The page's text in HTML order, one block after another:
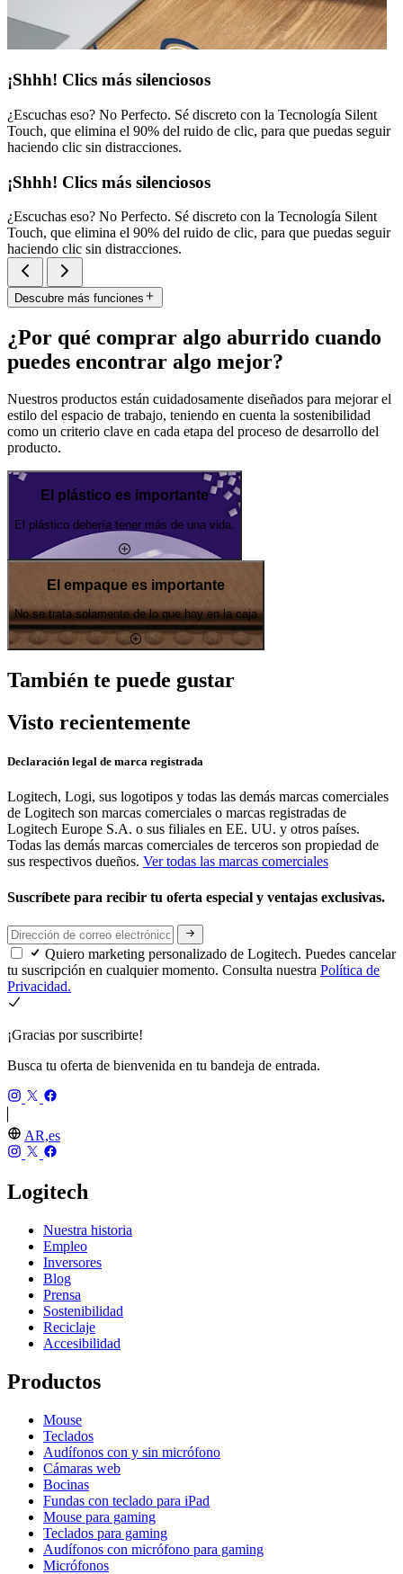
¡Shhh! Clics más silenciosos
¿Escuchas eso? No Perfecto. Sé discreto con la Tecnología Silent
Touch, que elimina el 90% del ruido de clic, para que puedas seguir
haciendo clic sin distracciones.
¡Shhh! Clics más silenciosos
¿Escuchas eso? No Perfecto. Sé discreto con la Tecnología Silent
Touch, que elimina el 90% del ruido de clic, para que puedas seguir
haciendo clic sin distracciones.
Descubre más funciones
¿Por qué comprar algo aburrido cuando
puedes encontrar algo mejor?
Nuestros productos están cuidadosamente diseñados para mejorar el
estilo del espacio de trabajo, teniendo en cuenta la sostenibilidad
como un criterio clave en cada etapa del proceso de desarrollo del
producto.
El plástico es importante
El plástico debería tener más de una vida.
El empaque es importante
No se trata solamente de lo que hay en la caja
También te puede gustar
Visto recientemente
Declaración legal de marca registrada
Logitech, Logi, sus logotipos y todas las demás marcas comerciales
de Logitech son marcas comerciales o marcas registradas de
Logitech Europe S.A. o sus filiales en EE. UU. y otros países.
Todas las demás marcas comerciales de terceros son propiedad de
sus respectivos dueños. Ver todas las marcas comerciales
Suscríbete para recibir tu oferta especial y ventajas exclusivas.
Quiero marketing personalizado de Logitech. Puedes cancelar
tu suscripción en cualquier momento. Consulta nuestra Política de
Privacidad.
¡Gracias por suscribirte!
Busca tu oferta de bienvenida en tu bandeja de entrada.
AR,es
Logitech
Nuestra historia
Empleo
Inversores
Blog
Prensa
Sostenibilidad
Reciclaje
Accesibilidad
Productos
Mouse
Teclados
Audífonos con y sin micrófono
Cámaras web
Bocinas
Fundas con teclado para iPad
Mouse para gaming
Teclados para gaming
Audífonos con micrófono para gaming
Micrófonos